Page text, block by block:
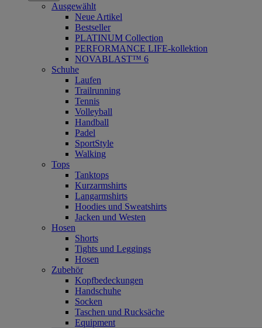
Ausgewählt
Neue Artikel
Bestseller
PLATINUM Collection
PERFORMANCE LIFE-kollektion
NOVABLAST™ 6
Schuhe
Laufen
Trailrunning
Tennis
Volleyball
Handball
Padel
SportStyle
Walking
Tops
Tanktops
Kurzarmshirts
Langarmshirts
Hoodies und Sweatshirts
Jacken und Westen
Hosen
Shorts
Tights und Leggings
Hosen
Zubehör
Kopfbedeckungen
Handschuhe
Socken
Taschen und Rucksäche
Equipment